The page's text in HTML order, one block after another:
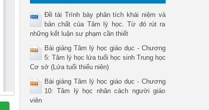
Đề tài Trình bày phân tích khái niệm và
bản chất của Tâm lý học. Từ đó rút ra
những kết luận sư phạm cần thiết
Bài giảng Tâm lý học giáo dục - Chương
5: Tâm lý học lứa tuổi học sinh Trung học
Cơ sở (Lứa tuổi thiếu niên)
Bài giảng Tâm lý học giáo dục - Chương
10: Tâm lý học nhân cách người giáo
viên